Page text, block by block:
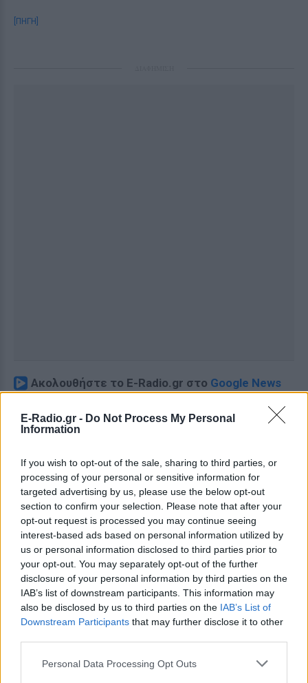
E-Radio.gr - Do Not Process My Personal
Information
If you wish to opt-out of the sale, sharing to third parties, or
processing of your personal or sensitive information for
targeted advertising by us, please use the below opt-out
section to confirm your selection. Please note that after your
opt-out request is processed you may continue seeing
interest-based ads based on personal information utilized by
us or personal information disclosed to third parties prior to
your opt-out. You may separately opt-out of the further
disclosure of your personal information by third parties on the
IAB’s list of downstream participants. This information may
also be disclosed by us to third parties on the IAB’s List of
Downstream Participants that may further disclose it to other
Personal Data Processing Opt Outs
[ΠΗΓΗ]
Ακολουθήστε το E-Radio.gr στο Google News
Για ακόμη περισσότερα
Ακολουθήστε το E-Radio.gr και στο Instagram
ΔΙΑΦΗΜΙΣΗ